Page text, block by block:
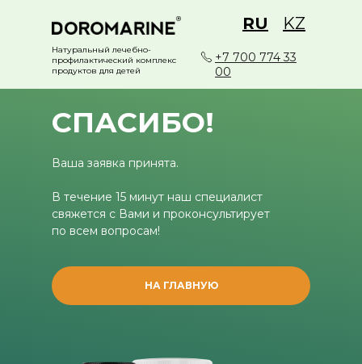
Натуральный лечебно-
профилактический комплекс
продуктов для детей
KZ
RU
+7 700 774 33
00
Ваша заявка принята.
В течение 15 минут наш специалист
свяжется с Вами и проконсультирует
по всем вопросам!
СПАСИБО!
НА ГЛАВНУЮ